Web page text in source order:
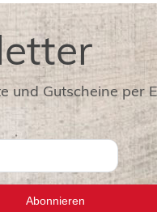
und Gutscheine per
Abonnieren